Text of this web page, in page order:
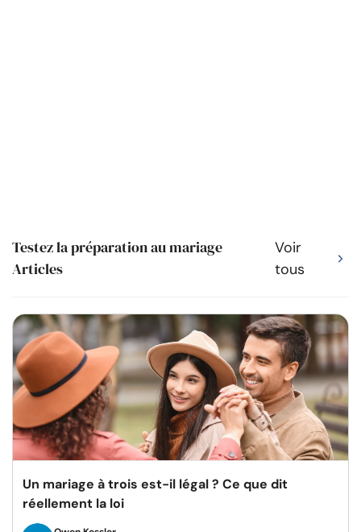
Testez la préparation au mariage
Articles
Voir
tous
Un mariage à trois est-il légal ? Ce que dit
réellement la loi